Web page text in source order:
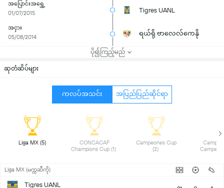
အပြောင်းအရွှေ့
01/07/2015
Tigres UANL
အငှား
05/08/2014
ရယ်ရို ဗာလေလ်ကေနို
ပို၍ကြည့်မည်
ဆုတံဆိပ်များ
ကလပ်အသင်း အပြည်ပြည်ဆိုင်ရာ
CONCACAF
Campeones Cup
Liga MX (မက္ကဆီကို)
Tigres UANL